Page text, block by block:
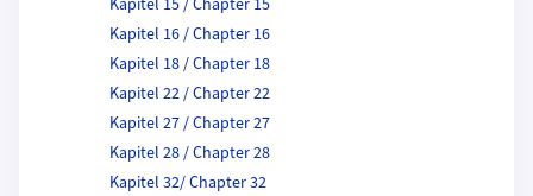
Kapitel 16 / Chapter 16
Kapitel 18 / Chapter 18
Kapitel 22 / Chapter 22
Kapitel 27 / Chapter 27
Kapitel 28 / Chapter 28
Kapitel 32/ Chapter 32